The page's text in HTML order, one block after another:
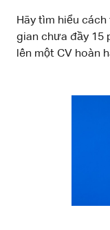
Hãy tìm hiểu
gian chưa đầy 15
lên một CV hoàn